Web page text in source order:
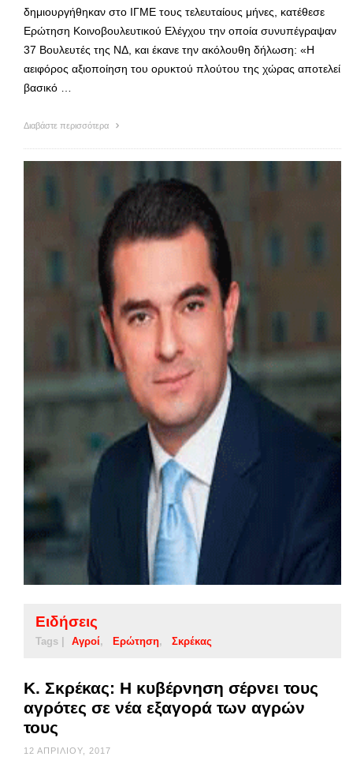
δημιουργήθηκαν στο ΙΓΜΕ τους τελευταίους μήνες, κατέθεσε
Ερώτηση Κοινοβουλευτικού Ελέγχου την οποία συνυπέγραψαν
37 Βουλευτές της ΝΔ, και έκανε την ακόλουθη δήλωση: «Η
αειφόρος αξιοποίηση του ορυκτού πλούτου της χώρας αποτελεί
βασικό …
Διαβάστε περισσότερα
Ειδήσεις
Tags | Αγροί Ερώτηση Σκρέκας
Κ. Σκρέκας: Η κυβέρνηση σέρνει τους
αγρότες σε νέα εξαγορά των αγρών
τους
12 ΑΠΡΙΛΊΟΥ, 2017